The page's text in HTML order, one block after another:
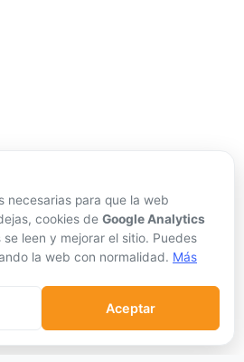
necesarias para que la web
cookies de Google Analytics
leen y mejorar el sitio. Puedes
la web con normalidad. Más
Aceptar